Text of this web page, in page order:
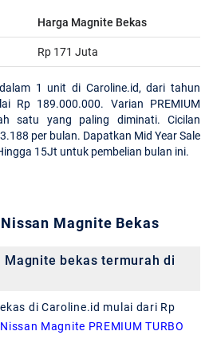
Harga Magnite Bekas
Rp 171 Juta
1 unit di Caroline.id, dari tahun
Rp 189.000.000. Varian PREMIUM
satu yang paling diminati. Cicilan
per bulan. Dapatkan Mid Year Sale
15Jt untuk pembelian bulan ini.
Magnite Bekas
Magnite bekas termurah di
di Caroline.id mulai dari Rp
Nissan Magnite PREMIUM TURBO